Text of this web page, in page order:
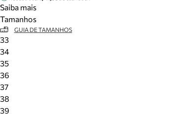
Saiba mais
Tamanhos
GUIA DE TAMANHOS
33
34
35
36
37
38
39